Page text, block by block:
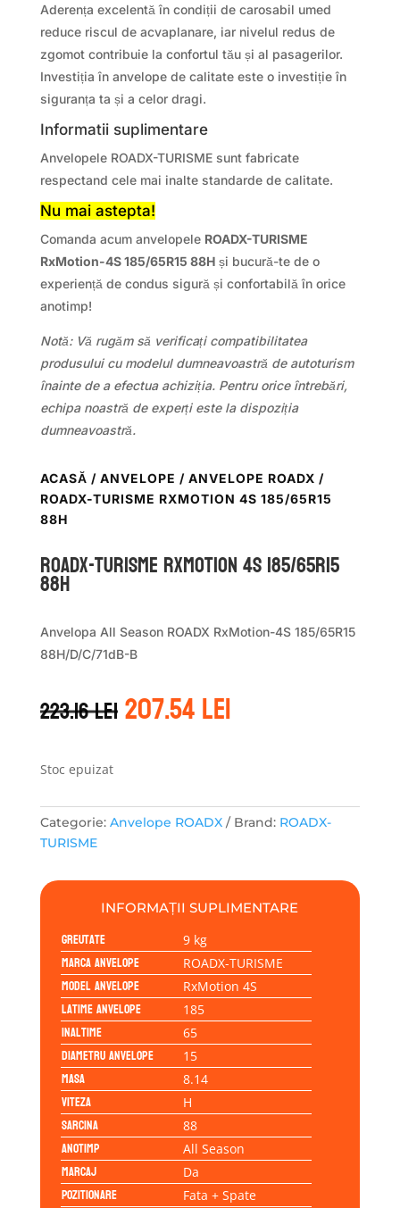
Aderența excelentă în condiții de carosabil umed
reduce riscul de acvaplanare, iar nivelul redus de
zgomot contribuie la confortul tău și al pasagerilor.
Investiția în anvelope de calitate este o investiție în
siguranța ta și a celor dragi.
Informatii suplimentare
Anvelopele ROADX-TURISME sunt fabricate
respectand cele mai inalte standarde de calitate.
Nu mai astepta!
Comanda acum anvelopele ROADX-TURISME
RxMotion-4S 185/65R15 88Hși bucură-te de o
experiență de condus sigură și confortabilă în orice
anotimp!
Notă: Vă rugăm să verificați compatibilitatea
produsului cu modelul dumneavoastră de autoturism
înainte de a efectua achiziția. Pentru orice întrebări,
echipa noastră de experți este la dispoziția
dumneavoastră.
ACASĂ / ANVELOPE / ANVELOPE ROADX /
ROADX-TURISME RXMOTION 4S 185/65R15
88H
ROADX-TURISME RXMOTION 4S 185/65R15
88H
Anvelopa All Season ROADX RxMotion-4S 185/65R15
88H/D/C/71dB-B
223.16leiPrețul
inițial
207.54leiPrețul
curent
Stoc epuizat
Categorie: Anvelope ROADX Brand: ROADX-
TURISME
INFORMAȚII SUPLIMENTARE
Greutate 9 kg
Marca anvelope ROADX-TURISME
Model anvelope RxMotion 4S
Latime anvelope 185
Inaltime 65
Diametru anvelope 15
Masa 8.14
Viteza H
Sarcina 88
Anotimp All Season
Marcaj Da
Pozitionare Fata + Spate